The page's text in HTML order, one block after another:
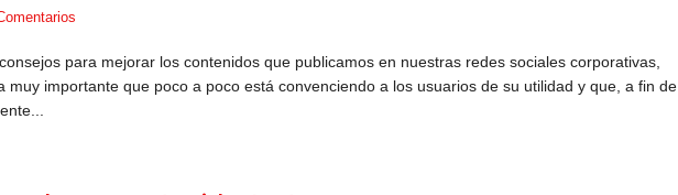
para mejorar los contenidos que publicamos en nuestras redes sociales corporativas,
muy importante que poco a poco está convenciendo a los usuarios de su utilidad y que, a fin de